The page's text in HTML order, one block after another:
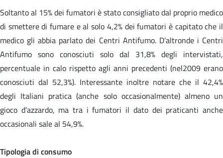
Soltanto al 15% dei fumatori è stato consigliato dal proprio medico
di smettere di fumare e al solo 4,2% dei fumatori è capitato che il
medico gli abbia parlato dei Centri Antifumo. D’altronde i Centri
Antifumo sono conosciuti solo dal 31,8% degli intervistati,
percentuale in calo rispetto agli anni precedenti (nel2009 erano
conosciuti dal 52,3%). Interessante inoltre notare che il 42,4%
degli Italiani pratica (anche solo occasionalmente) almeno un
gioco d’azzardo, ma tra i fumatori il dato dei praticanti anche
occasionali sale al 54,9%.
Tipologia di consumo